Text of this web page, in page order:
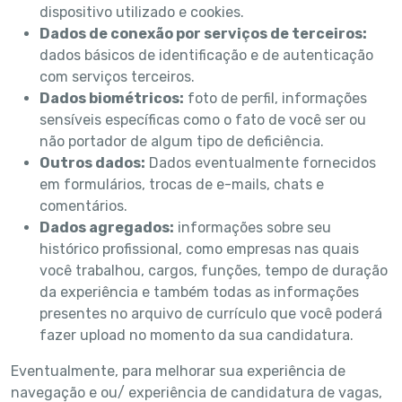
dispositivo utilizado e cookies.
Dados de conexão por serviços de terceiros:
dados básicos de identificação e de autenticação
com serviços terceiros.
Dados biométricos: foto de perfil, informações
sensíveis específicas como o fato de você ser ou
não portador de algum tipo de deficiência.
Outros dados: Dados eventualmente fornecidos
em formulários, trocas de e-mails, chats e
comentários.
Dados agregados: informações sobre seu
histórico profissional, como empresas nas quais
você trabalhou, cargos, funções, tempo de duração
da experiência e também todas as informações
presentes no arquivo de currículo que você poderá
fazer upload no momento da sua candidatura.
Eventualmente, para melhorar sua experiência de
navegação e ou/ experiência de candidatura de vagas,